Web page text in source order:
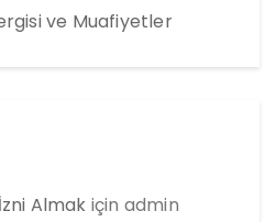
ve Muafiyetler
Almak için admin